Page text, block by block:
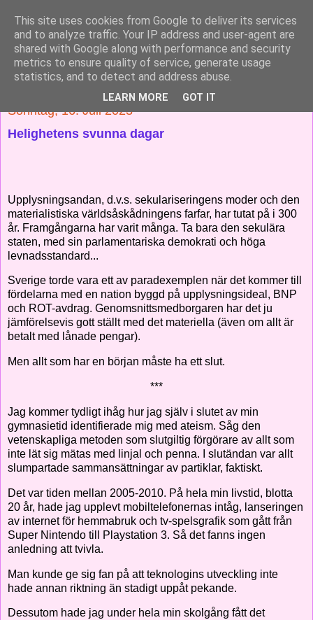
Solnedgång
Skärskådning av en mystisk värld
Sonntag, 16. Juli 2023
Helighetens svunna dagar
Upplysningsandan, d.v.s. sekulariseringens moder och den
materialistiska världsåskådningens farfar, har tutat på i 300
år. Framgångarna har varit många. Ta bara den sekulära
staten, med sin parlamentariska demokrati och höga
levnadsstandard...
Sverige torde vara ett av paradexemplen när det kommer till
fördelarna med en nation byggd på upplysningsideal, BNP
och ROT-avdrag. Genomsnittsmedborgaren har det ju
jämförelsevis gott ställt med det materiella (även om allt är
betalt med lånade pengar).
Men allt som har en början måste ha ett slut.
***
Jag kommer tydligt ihåg hur jag själv i slutet av min
gymnasietid identifierade mig med ateism. Såg den
vetenskapliga metoden som slutgiltig förgörare av allt som
inte lät sig mätas med linjal och penna. I slutändan var allt
slumpartade sammansättningar av partiklar, faktiskt.
Det var tiden mellan 2005-2010. På hela min livstid, blotta
20 år, hade jag upplevt mobiltelefonernas intåg, lanseringen
av internet för hemmabruk och tv-spelsgrafik som gått från
Super Nintendo till Playstation 3. Så det fanns ingen
anledning att tvivla.
Man kunde ge sig fan på att teknologins utveckling inte
hade annan riktning än stadigt uppåt pekande.
Dessutom hade jag under hela min skolgång fått det
This site uses cookies from Google to deliver its services
and to analyze traffic. Your IP address and user-agent are
shared with Google along with performance and security
metrics to ensure quality of service, generate usage
statistics, and to detect and address abuse.
LEARN MORE GOT IT